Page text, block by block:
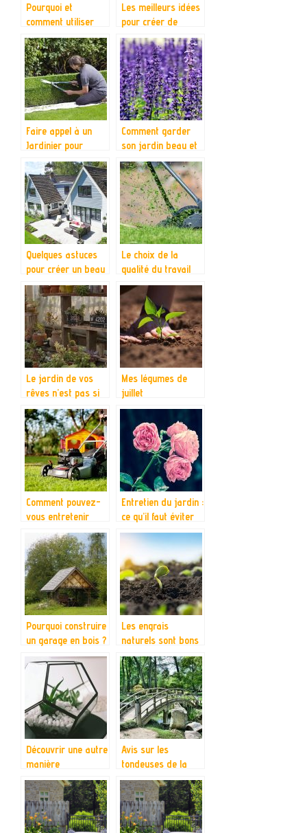
Pourquoi et
comment utiliser
une tronçonneuse
électrique ?
Les meilleurs idées
pour créer de
l’ombre dans un
jardin
Faire appel à un
Jardinier pour
entretenir votre
jardin.
Comment garder
son jardin beau et
charmant sans
grand entretien?
Quelques astuces
pour créer un beau
jardin
Le choix de la
qualité du travail
avec une tondeuse
manuelle
Le jardin de vos
rêves n’est pas si
difficile à réaliser
après tout
Mes légumes de
juillet
Comment pouvez-
vous entretenir
votre jardin?
Entretien du jardin :
ce qu’il faut éviter
de faire
Pourquoi construire
un garage en bois ?
Les engrais
naturels sont bons
pour la plantation
et pour assurer une
bonne nutrition des
plantes
Découvrir une autre
manière
d’apprécier la
nature avec un
terrarium
Avis sur les
tondeuses de la
marque Einhell